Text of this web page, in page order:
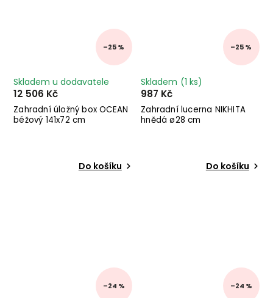
–25 %
Zahradní úložný box OCEAN
béžový 141x72 cm
Skladem u dodavatele
12 506 Kč
Do košíku
–25 %
Zahradní lucerna NIKHITA
hnědá ø28 cm
Skladem (1 ks)
987 Kč
Do košíku
–24 % –24 %